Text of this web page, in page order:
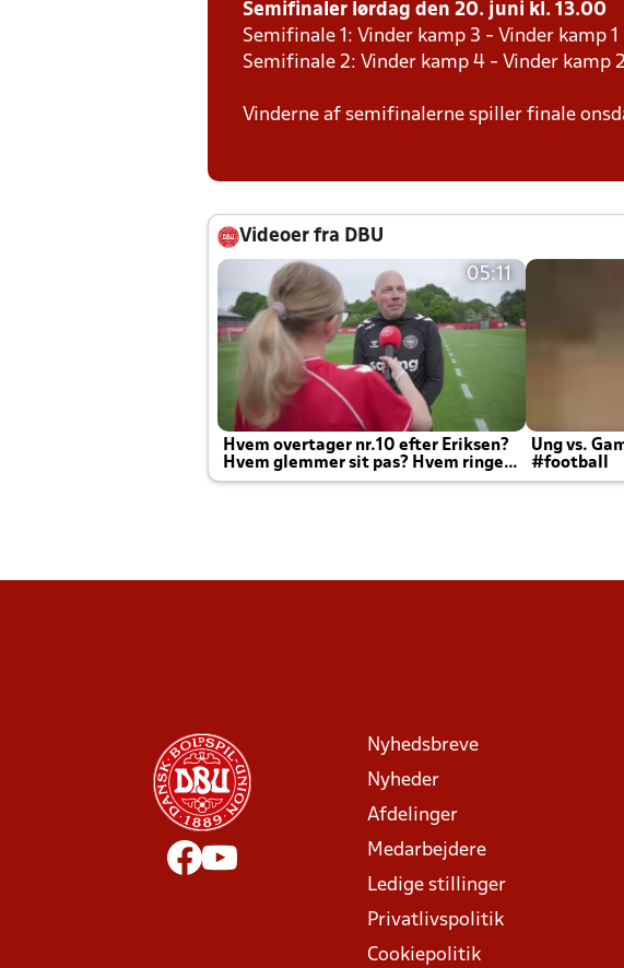
Semifinaler lørdag den 20. juni kl. 13.00
Semifinale 1: Vinder kamp 3 - Vinder kamp 1
Semifinale 2: Vinder kamp 4 - Vinder kamp 2
Vinderne af semifinalerne spiller finale
Videoer fra DBU
05:11
Hvem overtager nr.10 efter Eriksen?
Hvem glemmer sit pas? Hvem ringer
Joachim altid til efter kampe?
Ung vs.
#football
Nyhedsbreve
Nyheder
Afdelinger
Medarbejdere
Ledige stillinger
Privatlivspolitik
Cookiepolitik